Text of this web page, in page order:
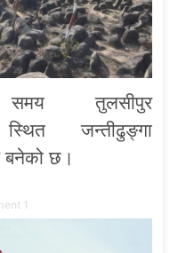
तुलसीपुर
स्थित जन्तीढुङ्गा
बनेको छ।
1